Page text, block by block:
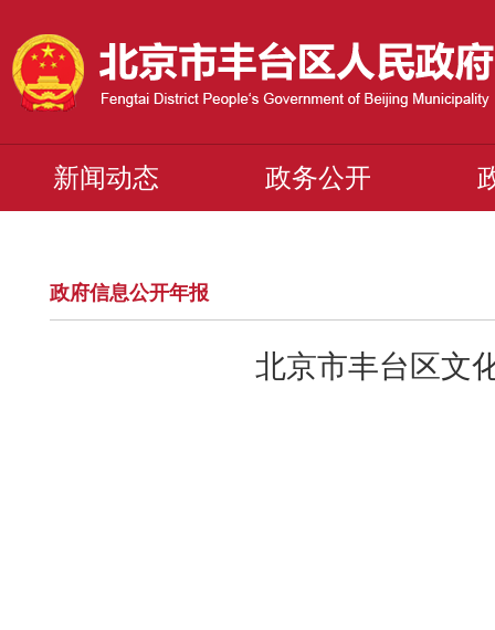
新闻动态 政务公开
政府信息公开年报
北京市丰台区文